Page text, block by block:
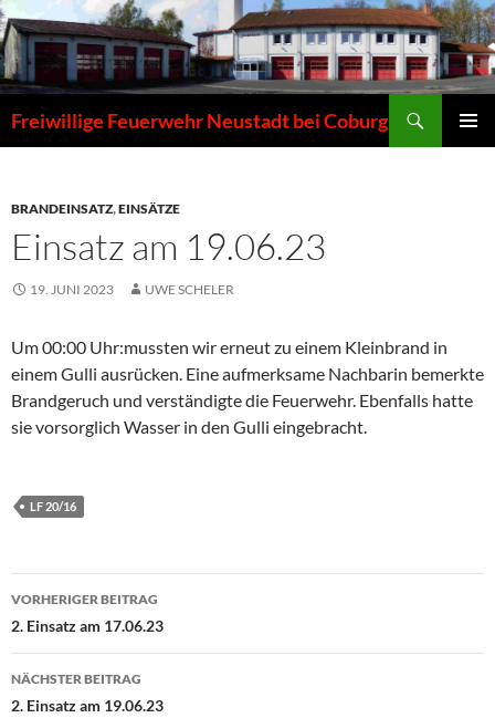
Zum
Inhalt
springen
Freiwillige Feuerwehr Neustadt bei Coburg
BRANDEINSATZ,EINSÄTZE
Einsatz am 19.06.23
19. JUNI 2023 UWE SCHELER
Um 00:00 Uhr:mussten wir erneut zu einem Kleinbrand in
einem Gulli ausrücken. Eine aufmerksame Nachbarin bemerkte
Brandgeruch und verständigte die Feuerwehr. Ebenfalls hatte
sie vorsorglich Wasser in den Gulli eingebracht.
LF 20/16
Beitragsnavigation
VORHERIGER BEITRAG
2. Einsatz am 17.06.23
NÄCHSTER BEITRAG
2. Einsatz am 19.06.23